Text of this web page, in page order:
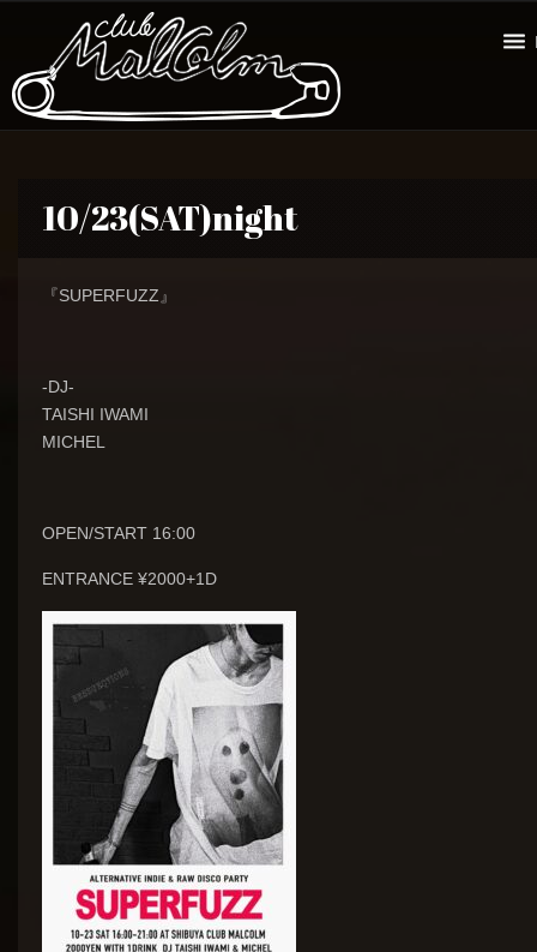
10/23(SAT)night
『SUPERFUZZ』
-DJ-
TAISHI IWAMI
MICHEL
OPEN/START 16:00
ENTRANCE ¥2000+1D